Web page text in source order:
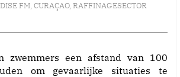
FM, CURAÇAO, RAFFINAGESECTOR
zwemmers een afstand van 100
om gevaarlijke situaties te